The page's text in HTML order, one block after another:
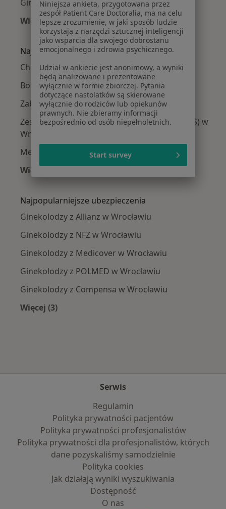
Ginekolodzy Śródmieście
Więcej (2)
Więcej w kategorii: Ginekolodzy w pobliżu
Najczęście leczone choroby
Choroby ginekologiczne w Wrocławiu
Bolesne miesiączkowanie w Wrocławiu
Zaburzenia miesiączkowania w Wrocławiu
Zespół policystycznych jajników (PCOS / PMOS) w
Wrocławiu
Menopauza w Wrocławiu
Więcej (15)
Najpopularniejsze ubezpieczenia
Ginekolodzy z Allianz w Wrocławiu
Ginekolodzy z NFZ w Wrocławiu
Ginekolodzy z Medicover w Wrocławiu
Ginekolodzy z POLMED w Wrocławiu
Ginekolodzy z Compensa w Wrocławiu
Więcej (3)
Serwis
Regulamin
Polityka prywatności pacjentów
Polityka prywatności profesjonalistów
Polityka prywatności dla profesjonalistów, których
dane pozyskaliśmy samodzielnie
Polityka cookies
Jak działają wyniki wyszukiwania
Dostępność
O nas
Niniejsza ankieta, przygotowana przez
zespół Patient Care Doctoralia, ma na celu
lepsze zrozumienie, w jaki sposób ludzie
korzystają z narzędzi sztucznej inteligencji
jako wsparcia dla swojego dobrostanu
emocjonalnego i zdrowia psychicznego.
Udział w ankiecie jest anonimowy, a wyniki
będą analizowane i prezentowane
wyłącznie w formie zbiorczej. Pytania
dotyczące nastolatków są skierowane
wyłącznie do rodziców lub opiekunów
prawnych. Nie zbieramy informacji
bezpośrednio od osób niepełnoletnich.
Start survey